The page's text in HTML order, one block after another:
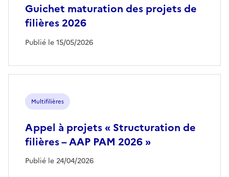
Guichet maturation des projets de
filières 2026
Publié le 15/05/2026
Multifilières
Appel à projets « Structuration de
filières – AAP PAM 2026 »
Publié le 24/04/2026